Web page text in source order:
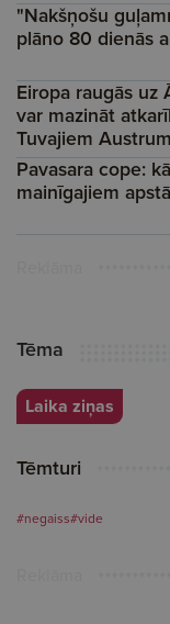
"Nakšņošu
plāno 80 dienās
Eiropa raugās uz
var mazināt
Tuvajiem
Pavasara cope:
mainīgajiem
Tēma
Laika ziņas
Tēmturi
#negaiss#vide